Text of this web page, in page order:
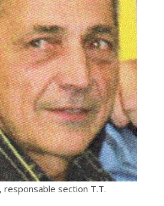
responsable section T.T.